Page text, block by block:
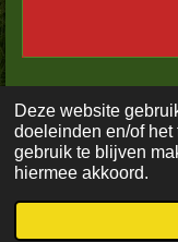
Deze website
doeleinden en/of
gebruik te blijven
hiermee akkoord.
© 2020 - 2026
Powered byJouwWeb